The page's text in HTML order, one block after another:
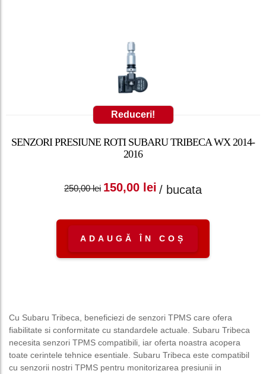
Reduceri!
SENZORI PRESIUNE ROTI SUBARU TRIBECA WX 2014-
2016
250,00lei
Prețul inițial a fost:
150,00 lei
Prețul curent
/ bucata
ADAUGĂ ÎN COȘ
Cu Subaru Tribeca, beneficiezi de senzori TPMS care ofera
fiabilitate si conformitate cu standardele actuale. Subaru Tribeca
necesita senzori TPMS compatibili, iar oferta noastra acopera
toate cerintele tehnice esentiale. Subaru Tribeca este compatibil
cu senzorii nostri TPMS pentru monitorizarea presiunii in